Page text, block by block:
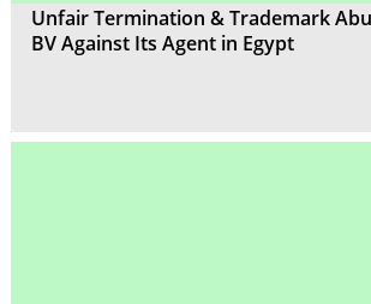
Unfair Termination & Trademark
BV Against Its Agent in Egypt